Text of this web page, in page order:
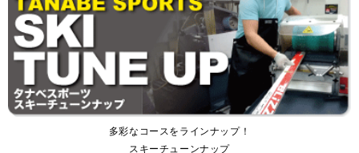
多彩なコースをラインナップ！
スキーチューンナップ